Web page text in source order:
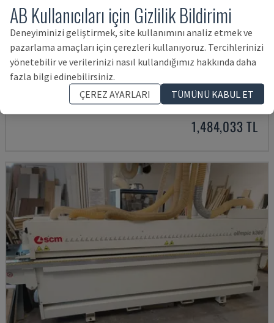
JADE 340
BIESSE - KENAR BANDLAMA MAKINESI
2018 4.832 SAAT
1,484,033 TL
AB Kullanıcıları için Gizlilik Bildirimi
Deneyiminizi geliştirmek, site kullanımını analiz etmek ve
pazarlama amaçları için çerezleri kullanıyoruz. Tercihlerinizi
yönetebilir ve verilerinizi nasıl kullandığımız hakkında daha
fazla bilgi edinebilirsiniz.
ÇEREZ AYARLARI
TÜMÜNÜ KABUL ET